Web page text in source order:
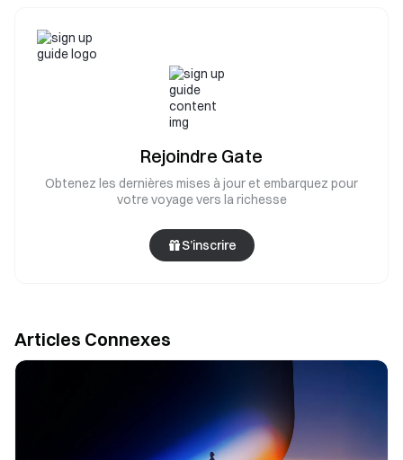
Rejoindre Gate
Obtenez les dernières mises à jour et embarquez pour
votre voyage vers la richesse
S’inscrire
Articles Connexes